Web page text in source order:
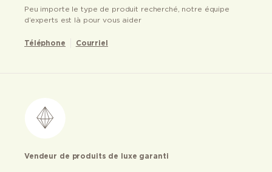
Peu importe le type de produit recherché, notre équipe
d’experts est là pour vous aider
Téléphone Courriel
Vendeur de produits de luxe garanti